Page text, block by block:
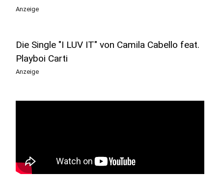
Anzeige
Die Single "I LUV IT" von Camila Cabello feat.
Playboi Carti
Anzeige